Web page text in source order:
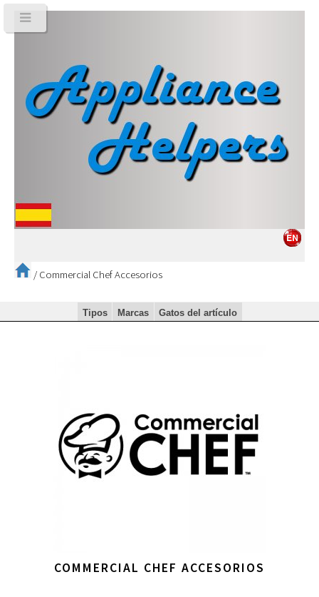
/ Commercial Chef Accesorios
Tipos Marcas Gatos del artículo
COMMERCIAL CHEF ACCESORIOS